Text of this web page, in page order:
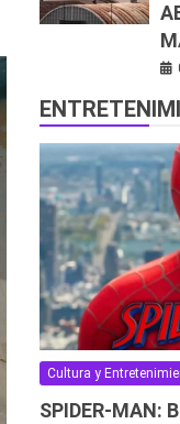
Cultura y
SPIDER-MAN: